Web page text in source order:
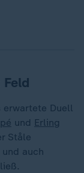
erwartete Duell
und Erling
Ståle
auch